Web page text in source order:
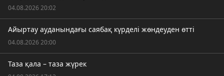
04.08.2026 20:02
Айыртау ауданындағы саябақ күрделі жөндеуден өтті
04.08.2026 20:00
Таза қала – таза жүрек